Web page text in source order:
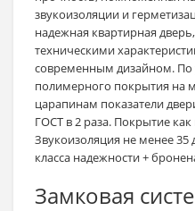
звукоизоляции и
надежная квартирная
техническими
современным дизайном.
полимерного покрытия на
царапинам показатели
ГОСТ в 2 раза. Покрытие
Звукоизоляция не менее 35
класса надежности +
Замковая